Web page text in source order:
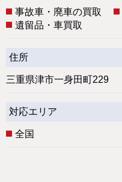
事故車・廃車の買取
遺留品・車買取
住所
三重県津市一身田町229
対応エリア
全国